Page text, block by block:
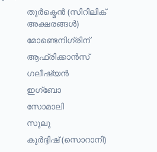
തുർക്മെൻ (സിറിലിക്
അക്ഷരങ്ങൾ)
മോണ്ടെനിഗ്രിന്
ആഫ്രിക്കാൻസ്
ഗലീഷ്യൻ
ഇഗ്ബോ
സോമാലി
സുലു
കുർദ്ദിഷ് (സൊറാനി)